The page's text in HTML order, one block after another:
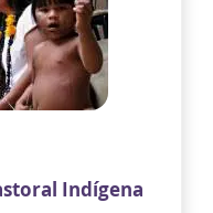
Indígena